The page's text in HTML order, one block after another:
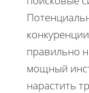
правильно
мощный
нарастить